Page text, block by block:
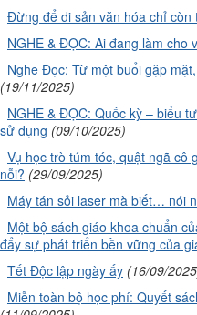
Đừng để di sản văn hóa chỉ còn
NGHE & ĐỌC: Ai đang làm cho
Nghe Đọc: Từ một buổi gặp
(19/11/2025)
NGHE & ĐỌC: Quốc kỳ – biểu
sử dụng (09/10/2025)
Vụ học trò túm tóc, quật ngã cô
nỗi? (29/09/2025)
Máy tán sỏi laser mà biết… nói
Một bộ sách giáo khoa chuẩn
đẩy sự phát triển bền vững của
Tết Độc lập ngày ấy (16/09/
Miễn toàn bộ học phí: Quyết